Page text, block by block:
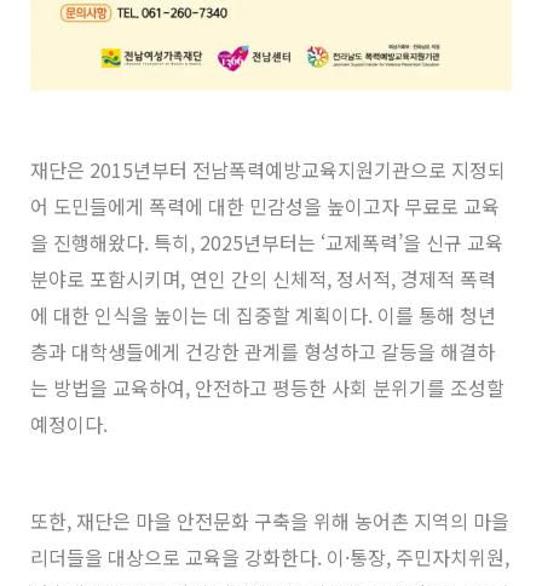
재단은 2015년부터 전남폭력예방교육지원기관으로 지정되
어 도민들에게 폭력에 대한 민감성을 높이고자 무료로 교육
을 진행해왔다. 특히, 2025년부터는 ‘교제폭력’을 신규 교육
분야로 포함시키며, 연인 간의 신체적, 정서적, 경제적 폭력
에 대한 인식을 높이는 데 집중할 계획이다. 이를 통해 청년
층과 대학생들에게 건강한 관계를 형성하고 갈등을 해결하
는 방법을 교육하여, 안전하고 평등한 사회 분위기를 조성할
예정이다.
또한, 재단은 마을 안전문화 구축을 위해 농어촌 지역의 마을
리더들을 대상으로 교육을 강화한다. 이·통장, 주민자치위원,